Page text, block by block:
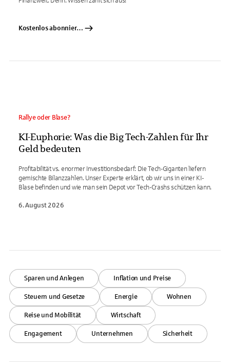
Kostenlos abonnieren
Rallye oder Blase?
KI-Euphorie: Was die Big Tech-Zahlen für Ihr
Geld bedeuten
Profitabilität vs. enormer Investitionsbedarf: Die Tech-Giganten liefern
gemischte Bilanzzahlen. Unser Experte erklärt, ob wir uns in einer KI-
Blase befinden und wie man sein Depot vor Tech-Crashs schützen kann.
6. August 2026
Sparen und Anlegen Inflation und Preise
Steuern und Gesetze Energie Wohnen
Reise und Mobilität Wirtschaft
Engagement Unternehmen Sicherheit